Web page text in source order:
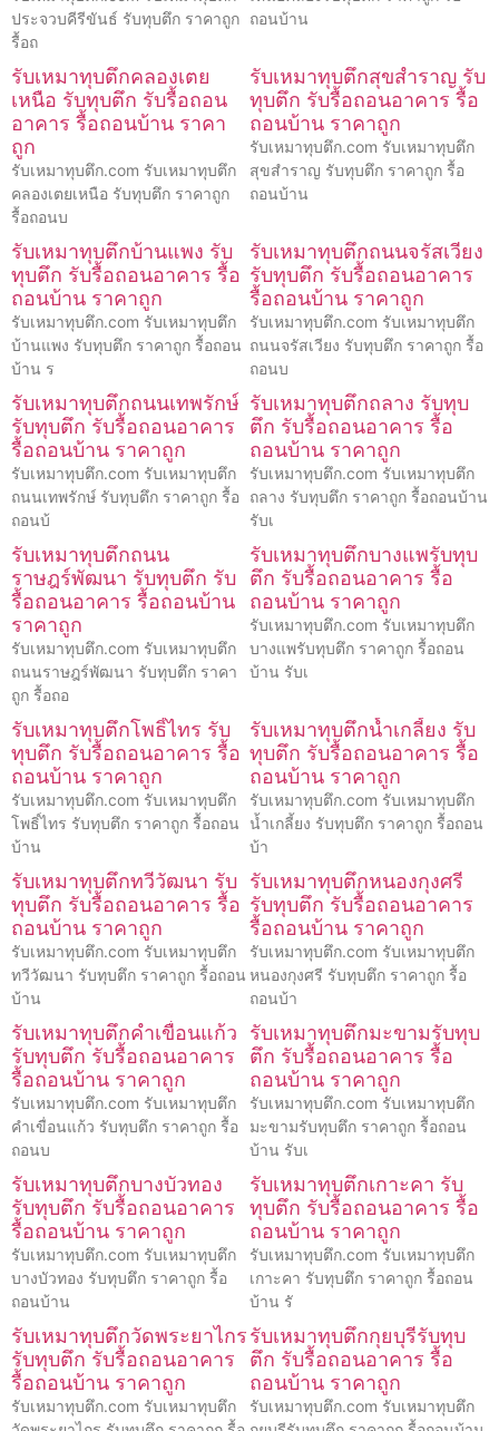
ประจวบคีรีขันธ์ รับทุบตึก ราคาถูก
รื้อถ
ถอนบ้าน
รับเหมาทุบตึกคลองเตย
เหนือ รับทุบตึก รับรื้อถอน
อาคาร รื้อถอนบ้าน ราคา
ถูก
รับเหมาทุบตึก.com รับเหมาทุบตึก
คลองเตยเหนือ รับทุบตึก ราคาถูก
รื้อถอนบ
รับเหมาทุบตึกสุขสำราญ รับ
ทุบตึก รับรื้อถอนอาคาร รื้อ
ถอนบ้าน ราคาถูก
รับเหมาทุบตึก.com รับเหมาทุบตึก
สุขสำราญ รับทุบตึก ราคาถูก รื้อ
ถอนบ้าน
รับเหมาทุบตึกบ้านแพง รับ
ทุบตึก รับรื้อถอนอาคาร รื้อ
ถอนบ้าน ราคาถูก
รับเหมาทุบตึก.com รับเหมาทุบตึก
บ้านแพง รับทุบตึก ราคาถูก รื้อถอน
บ้าน ร
รับเหมาทุบตึกถนนจรัสเวียง
รับทุบตึก รับรื้อถอนอาคาร
รื้อถอนบ้าน ราคาถูก
รับเหมาทุบตึก.com รับเหมาทุบตึก
ถนนจรัสเวียง รับทุบตึก ราคาถูก รื้อ
ถอนบ
รับเหมาทุบตึกถนนเทพรักษ์
รับทุบตึก รับรื้อถอนอาคาร
รื้อถอนบ้าน ราคาถูก
รับเหมาทุบตึก.com รับเหมาทุบตึก
ถนนเทพรักษ์ รับทุบตึก ราคาถูก รื้อ
ถอนบ้
รับเหมาทุบตึกถลาง รับทุบ
ตึก รับรื้อถอนอาคาร รื้อ
ถอนบ้าน ราคาถูก
รับเหมาทุบตึก.com รับเหมาทุบตึก
ถลาง รับทุบตึก ราคาถูก รื้อถอนบ้าน
รับเ
รับเหมาทุบตึกถนน
ราษฎร์พัฒนา รับทุบตึก รับ
รื้อถอนอาคาร รื้อถอนบ้าน
ราคาถูก
รับเหมาทุบตึก.com รับเหมาทุบตึก
ถนนราษฎร์พัฒนา รับทุบตึก ราคา
ถูก รื้อถอ
รับเหมาทุบตึกบางแพรับทุบ
ตึก รับรื้อถอนอาคาร รื้อ
ถอนบ้าน ราคาถูก
รับเหมาทุบตึก.com รับเหมาทุบตึก
บางแพรับทุบตึก ราคาถูก รื้อถอน
บ้าน รับเ
รับเหมาทุบตึกโพธิ์ไทร รับ
ทุบตึก รับรื้อถอนอาคาร รื้อ
ถอนบ้าน ราคาถูก
รับเหมาทุบตึก.com รับเหมาทุบตึก
โพธิ์ไทร รับทุบตึก ราคาถูก รื้อถอน
บ้าน
รับเหมาทุบตึกน้ำเกลี้ยง รับ
ทุบตึก รับรื้อถอนอาคาร รื้อ
ถอนบ้าน ราคาถูก
รับเหมาทุบตึก.com รับเหมาทุบตึก
น้ำเกลี้ยง รับทุบตึก ราคาถูก รื้อถอน
บ้า
รับเหมาทุบตึกทวีวัฒนา รับ
ทุบตึก รับรื้อถอนอาคาร รื้อ
ถอนบ้าน ราคาถูก
รับเหมาทุบตึก.com รับเหมาทุบตึก
ทวีวัฒนา รับทุบตึก ราคาถูก รื้อถอน
บ้าน
รับเหมาทุบตึกหนองกุงศรี
รับทุบตึก รับรื้อถอนอาคาร
รื้อถอนบ้าน ราคาถูก
รับเหมาทุบตึก.com รับเหมาทุบตึก
หนองกุงศรี รับทุบตึก ราคาถูก รื้อ
ถอนบ้า
รับเหมาทุบตึกคำเขื่อนแก้ว
รับทุบตึก รับรื้อถอนอาคาร
รื้อถอนบ้าน ราคาถูก
รับเหมาทุบตึก.com รับเหมาทุบตึก
คำเขื่อนแก้ว รับทุบตึก ราคาถูก รื้อ
ถอนบ
รับเหมาทุบตึกมะขามรับทุบ
ตึก รับรื้อถอนอาคาร รื้อ
ถอนบ้าน ราคาถูก
รับเหมาทุบตึก.com รับเหมาทุบตึก
มะขามรับทุบตึก ราคาถูก รื้อถอน
บ้าน รับเ
รับเหมาทุบตึกบางบัวทอง
รับทุบตึก รับรื้อถอนอาคาร
รื้อถอนบ้าน ราคาถูก
รับเหมาทุบตึก.com รับเหมาทุบตึก
บางบัวทอง รับทุบตึก ราคาถูก รื้อ
ถอนบ้าน
รับเหมาทุบตึกเกาะคา รับ
ทุบตึก รับรื้อถอนอาคาร รื้อ
ถอนบ้าน ราคาถูก
รับเหมาทุบตึก.com รับเหมาทุบตึก
เกาะคา รับทุบตึก ราคาถูก รื้อถอน
บ้าน รั
รับเหมาทุบตึกวัดพระยาไกร
รับทุบตึก รับรื้อถอนอาคาร
รื้อถอนบ้าน ราคาถูก
รับเหมาทุบตึก.com รับเหมาทุบตึก
รับเหมาทุบตึกกุยบุรีรับทุบ
ตึก รับรื้อถอนอาคาร รื้อ
ถอนบ้าน ราคาถูก
รับเหมาทุบตึก.com รับเหมาทุบตึก